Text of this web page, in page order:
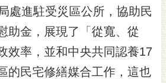
處進駐受災區公所，協助民
助金，展現了「從寬、從
效率，並和中央共同認養17
的民宅修繕媒合工作，這也